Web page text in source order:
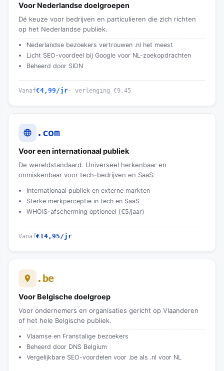
Voor Nederlandse doelgroepen
Dé keuze voor bedrijven en particulieren die zich richten
op het Nederlandse publiek.
Nederlandse bezoekers vertrouwen .nl het meest
Licht SEO-voordeel bij Google voor NL-zoekopdrachten
Beheerd door SIDN
Vanaf€4,99 /jr · verlenging €9,45
.com
Voor een internationaal publiek
De wereldstandaard. Universeel herkenbaar en
onmiskenbaar voor tech-bedrijven en SaaS.
Internationaal publiek en externe markten
Sterke merkperceptie in tech en SaaS
WHOIS-afscherming optioneel (€5/jaar)
Vanaf€14,95 /jr
.be
Voor Belgische doelgroep
Voor ondernemers en organisaties gericht op Vlaanderen
of het hele Belgische publiek.
Vlaamse en Franstalige bezoekers
Beheerd door DNS Belgium
Vergelijkbare SEO-voordelen voor .be als .nl voor NL